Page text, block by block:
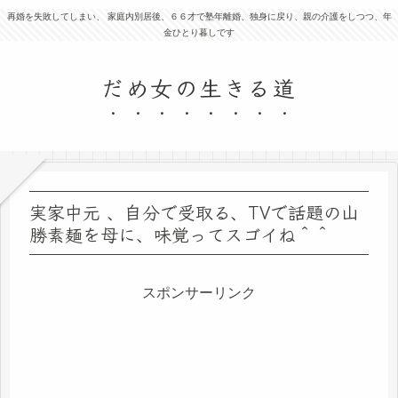
再婚を失敗してしまい、 家庭内別居後、６６才で塾年離婚、独身に戻り、親の介護をしつつ、年
金ひとり暮しです
だめ女の生きる道
実家中元 、自分で受取る、TVで話題の山
勝素麺を母に、味覚ってスゴイね＾＾
スポンサーリンク